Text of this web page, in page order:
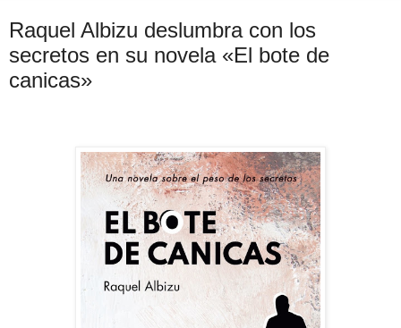
Raquel Albizu deslumbra con los
secretos en su novela «El bote de
canicas»